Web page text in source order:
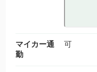
マイカー通
勤
可